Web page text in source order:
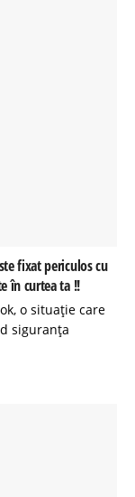
fixat periculos cu
în curtea ta !!
o situație care
siguranța